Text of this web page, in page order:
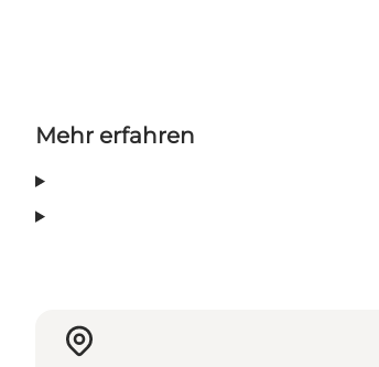
Mehr erfahren